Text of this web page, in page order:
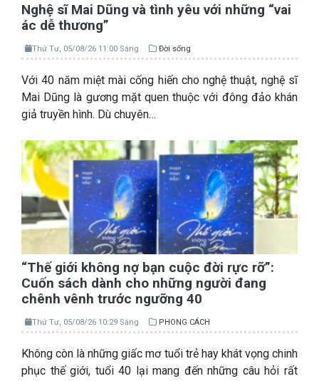
Nghệ sĩ Mai Dũng và tình yêu với những “vai
ác dễ thương”
Thứ Tư, 05/08/26 11:00 Sáng Đời sống
Với 40 năm miệt mài cống hiến cho nghệ thuật, nghệ sĩ
Mai Dũng là gương mặt quen thuộc với đông đảo khán
giả truyền hình. Dù chuyên…
“Thế giới không nợ bạn cuộc đời rực rỡ”:
Cuốn sách dành cho những người đang
chênh vênh trước ngưỡng 40
Thứ Tư, 05/08/26 10:29 Sáng PHONG CÁCH
Không còn là những giấc mơ tuổi trẻ hay khát vọng chinh
phục thế giới, tuổi 40 lại mang đến những câu hỏi rất